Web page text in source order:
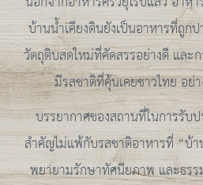
บ้านน้ำเคียงดินยังเป็นอาหารที่ถูก
วัตถุดิบสดใหม่ที่คัดสรรอย่างดี และ
มีรสชาติที่คุ้นเคยชาวไทย อย่
บรรยากาศของสถานที่ในการรับ
สำคัญไม่แพ้กับรสชาติอาหารที่ “บ้า
พยายามรักษาทัศนียภาพ และธรร